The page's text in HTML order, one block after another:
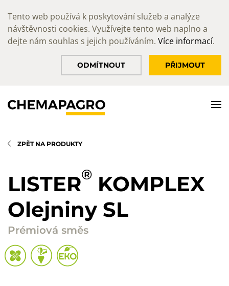
Tento web používá k poskytování služeb a analýze
návštěvnosti cookies. Využívejte tento web naplno a
dejte nám souhlas s jejich používáním. Více informací.
ODMÍTNOUT PŘIJMOUT
ZPĚT NA PRODUKTY
LISTER® KOMPLEX
Olejniny SL
Prémiová směs